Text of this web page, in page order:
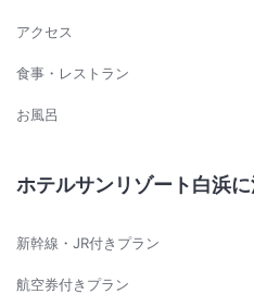
アクセス
食事・レストラン
お風呂
ホテルサンリゾート白浜
新幹線・JR付きプラン
航空券付きプラン